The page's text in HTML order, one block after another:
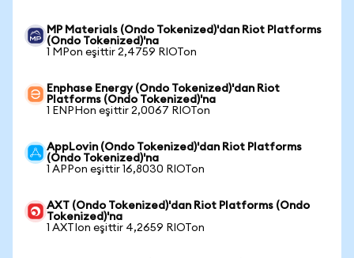
MP Materials (Ondo Tokenized)'dan Riot Platforms
(Ondo Tokenized)'na
1 MPon eşittir 2,4759 RIOTon
Enphase Energy (Ondo Tokenized)'dan Riot
Platforms (Ondo Tokenized)'na
1 ENPHon eşittir 2,0067 RIOTon
AppLovin (Ondo Tokenized)'dan Riot Platforms
(Ondo Tokenized)'na
1 APPon eşittir 16,8030 RIOTon
AXT (Ondo Tokenized)'dan Riot Platforms (Ondo
Tokenized)'na
1 AXTIon eşittir 4,2659 RIOTon